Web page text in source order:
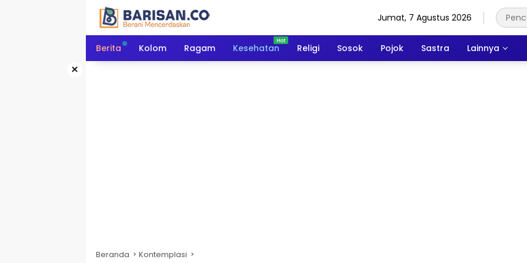
Jumat, 7 Agustus 2026
Berita Kolom Ragam Kesehatan Religi Sosok Pojok Sastra Lainnya
×
Beranda Kontemplasi